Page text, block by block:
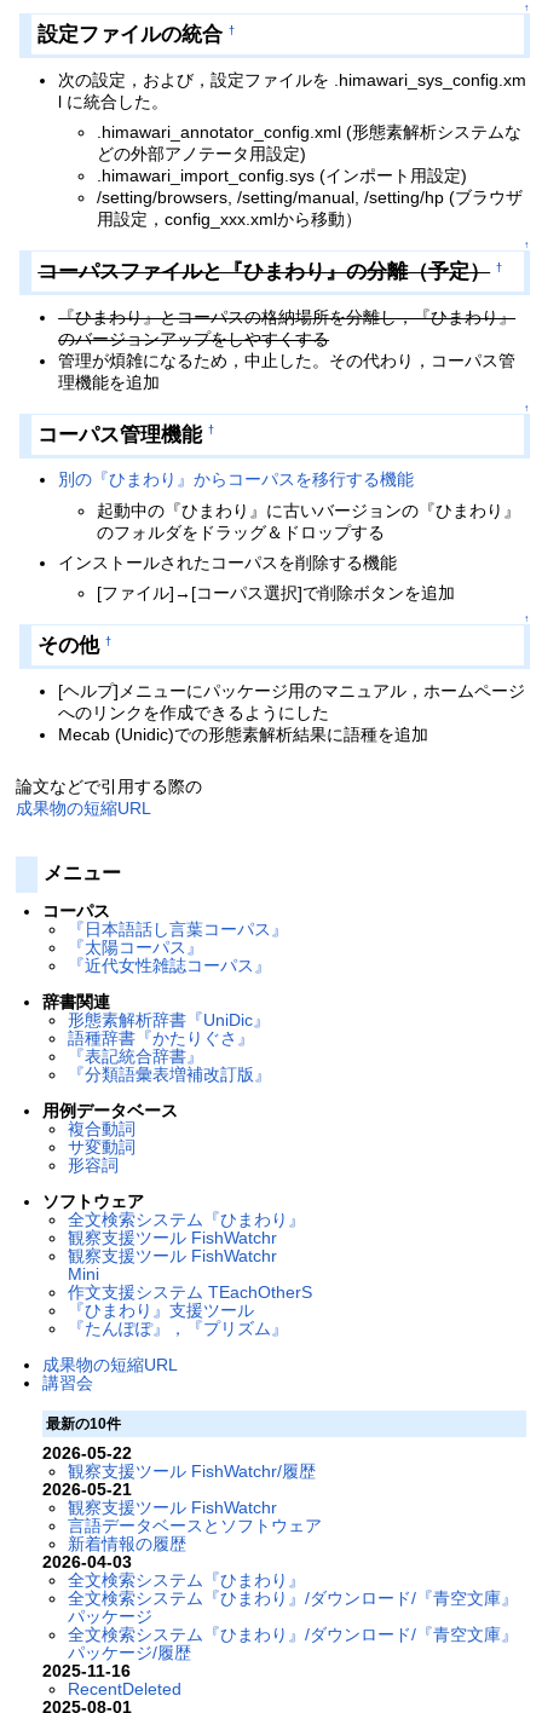
↑
設定ファイルの統合 †
次の設定，および，設定ファイルを .himawari_sys_config.xm
l に統合した。
.himawari_annotator_config.xml (形態素解析システムな
どの外部アノテータ用設定)
.himawari_import_config.sys (インポート用設定)
/setting/browsers, /setting/manual, /setting/hp (ブラウザ
用設定，config_xxx.xmlから移動）
↑
コーパスファイルと『ひまわり』の分離（予定） †
『ひまわり』とコーパスの格納場所を分離し，『ひまわり』
のバージョンアップをしやすくする
管理が煩雑になるため，中止した。その代わり，コーパス管
理機能を追加
↑
コーパス管理機能 †
別の『ひまわり』からコーパスを移行する機能
起動中の『ひまわり』に古いバージョンの『ひまわり』
のフォルダをドラッグ＆ドロップする
インストールされたコーパスを削除する機能
[ファイル]→[コーパス選択]で削除ボタンを追加
↑
その他 †
[ヘルプ]メニューにパッケージ用のマニュアル，ホームページ
へのリンクを作成できるようにした
Mecab (Unidic)での形態素解析結果に語種を追加
論文などで引用する際の
成果物の短縮URL
メニュー
コーパス
『日本語話し言葉コーパス』
『太陽コーパス』
『近代女性雑誌コーパス』
辞書関連
形態素解析辞書『UniDic』
語種辞書『かたりぐさ』
『表記統合辞書』
『分類語彙表増補改訂版』
用例データベース
複合動詞
サ変動詞
形容詞
ソフトウェア
全文検索システム『ひまわり』
観察支援ツール FishWatchr
観察支援ツール FishWatchr
Mini
作文支援システム TEachOtherS
『ひまわり』支援ツール
『たんぽぽ』，『プリズム』
成果物の短縮URL
講習会
最新の10件
2026-05-22
観察支援ツール FishWatchr/履歴
2026-05-21
観察支援ツール FishWatchr
言語データベースとソフトウェア
新着情報の履歴
2026-04-03
全文検索システム『ひまわり』
全文検索システム『ひまわり』/ダウンロード/『青空文庫』
パッケージ
全文検索システム『ひまわり』/ダウンロード/『青空文庫』
パッケージ/履歴
2025-11-16
RecentDeleted
2025-08-01